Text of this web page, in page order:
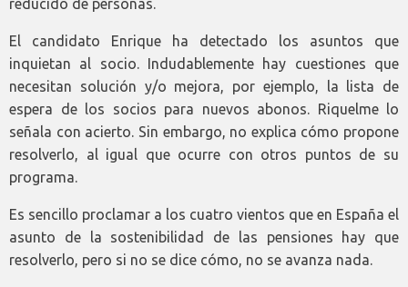
reducido de personas.
El candidato Enrique ha detectado los asuntos que
inquietan al socio. Indudablemente hay cuestiones que
necesitan solución y/o mejora, por ejemplo, la lista de
espera de los socios para nuevos abonos. Riquelme lo
señala con acierto. Sin embargo, no explica cómo propone
resolverlo, al igual que ocurre con otros puntos de su
programa.
Es sencillo proclamar a los cuatro vientos que en España el
asunto de la sostenibilidad de las pensiones hay que
resolverlo, pero si no se dice cómo, no se avanza nada.